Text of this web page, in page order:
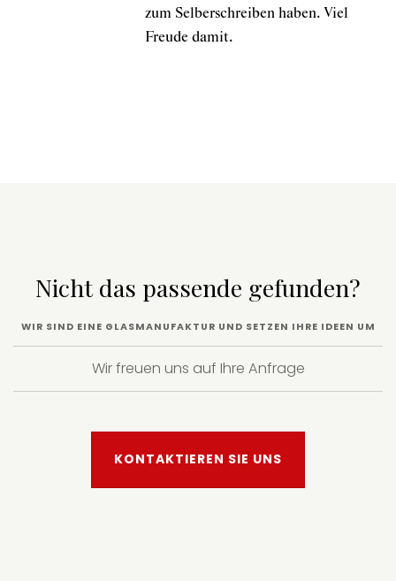
zum Selberschreiben haben. Viel
Freude damit.
Nicht das passende gefunden?
WIR SIND EINE GLASMANUFAKTUR UND SETZEN IHRE IDEEN UM
Wir freuen uns auf Ihre Anfrage
KONTAKTIEREN SIE UNS